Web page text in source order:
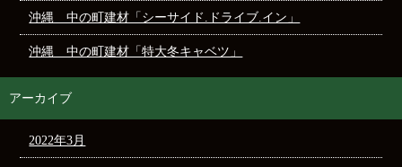
沖縄 中の町建材「シーサイド.ドライブ.イン」
沖縄 中の町建材「特大冬キャベツ」
アーカイブ
2022年3月